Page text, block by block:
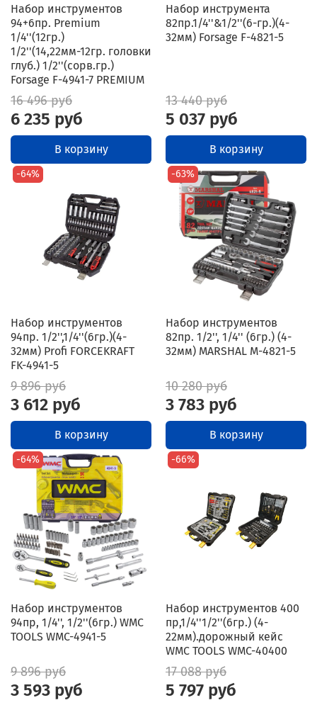
Набор инструментов
94+6пр. Premium
1/4''(12гр.)
1/2''(14,22мм-12гр. головки
глуб.) 1/2''(сорв.гр.)
Forsage F-4941-7 PREMIUM
16 496 руб
6 235 руб
В корзину
Набор инструмента
82пр.1/4''&1/2''(6-гр.)(4-
32мм) Forsage F-4821-5
13 440 руб
5 037 руб
В корзину
-64%
Набор инструментов
94пр. 1/2'',1/4''(6гр.)(4-
32мм) Profi FORCEKRAFT
FK-4941-5
9 896 руб
3 612 руб
В корзину
-63%
Набор инструментов
82пр. 1/2'', 1/4'' (6гр.) (4-
32мм) MARSHAL M-4821-5
10 280 руб
3 783 руб
В корзину
-64%
Набор инструментов
94пр, 1/4'', 1/2''(6гр.) WMC
TOOLS WMC-4941-5
9 896 руб
3 593 руб
-66%
Набор инструментов 400
пр,1/4''1/2''(6гр.) (4-
22мм).дорожный кейс
WMC TOOLS WMC-40400
17 088 руб
5 797 руб